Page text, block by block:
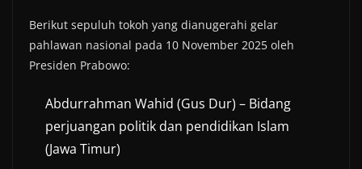
Berikut sepuluh tokoh yang dianugerahi gelar
pahlawan nasional pada 10 November 2025 oleh
Presiden Prabowo:
Abdurrahman Wahid (Gus Dur) – Bidang
perjuangan politik dan pendidikan Islam
(Jawa Timur)